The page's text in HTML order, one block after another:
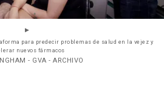
para predecir problemas de salud en la vejez y
nuevos fármacos
- GVA - ARCHIVO